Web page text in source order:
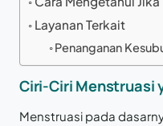
Layanan Terkait
Penanganan
Ciri-Ciri Menstruasi
Menstruasi pada